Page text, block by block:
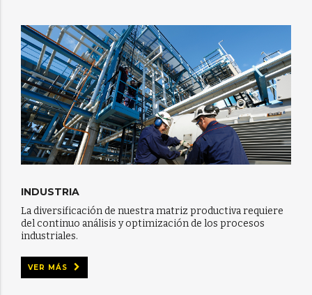
INDUSTRIA
La diversificación de nuestra matriz productiva requiere
del continuo análisis y optimización de los procesos
industriales.
VER MÁS